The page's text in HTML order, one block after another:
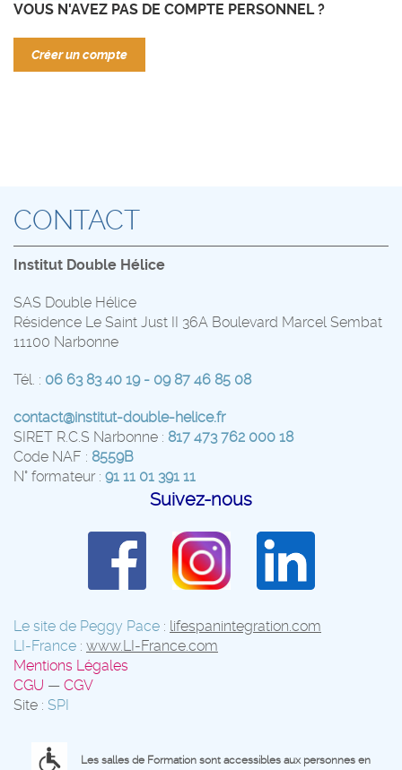
VOUS N'AVEZ PAS DE COMPTE PERSONNEL ?
Créer un compte
CONTACT
Institut Double Hélice
SAS Double Hélice
Résidence Le Saint Just II 36A Boulevard Marcel Sembat
11100 Narbonne
Tél. : 06 63 83 40 19 - 09 87 46 85 08
contact@institut-double-helice.fr
SIRET R.C.S Narbonne : 817 473 762 000 18
Code NAF : 8559B
N° formateur : 91 11 01 391 11
Suivez-nous
Le site de Peggy Pace : lifespanintegration.com
LI-France : www.LI-France.com
Mentions Légales
CGU — CGV
Site : SPI
Les salles de Formation sont accessibles aux personnes en